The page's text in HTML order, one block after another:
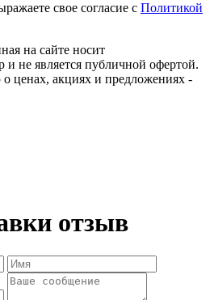
свое согласие с Политикой
на сайте носит
и не является публичной офертой.
ценах, акциях и предложениях -
отзыв